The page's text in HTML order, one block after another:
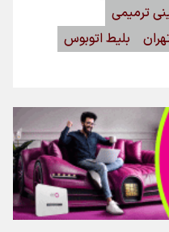
ترمیمی
بلیط اتوبوس